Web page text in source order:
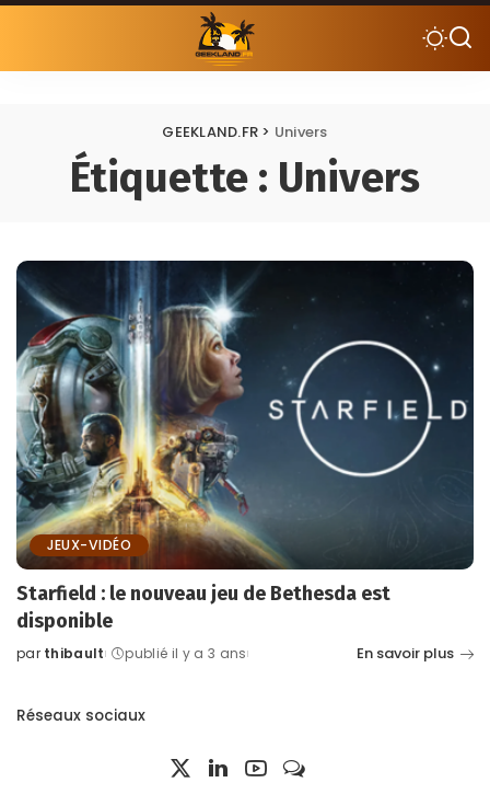
GEEKLAND.FR > Univers
Étiquette : Univers
JEUX-VIDÉO
Starfield : le nouveau jeu de Bethesda est
disponible
Posted
par thibault publié il y a 3 ans En savoir plus
Réseaux sociaux